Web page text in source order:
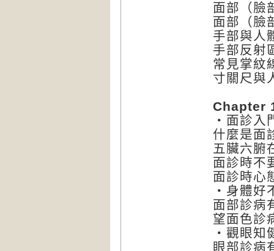
面部（臉
面部（臉
手部與人
手部反射
常見掌紋
寸關尺與
Chapter
‧面診入
什麼是面
五臟六腑
面診時不
面診時心
‧身體好
面部診病
望面色診
‧觀眼知
眼部診病